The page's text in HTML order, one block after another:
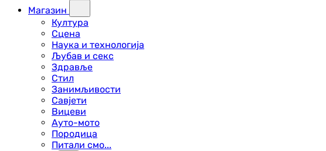
Магазин
Култура
Сцена
Наука и технологија
Љубав и секс
Здравље
Стил
Занимљивости
Савјети
Вицеви
Ауто-мото
Породица
Питали смо...